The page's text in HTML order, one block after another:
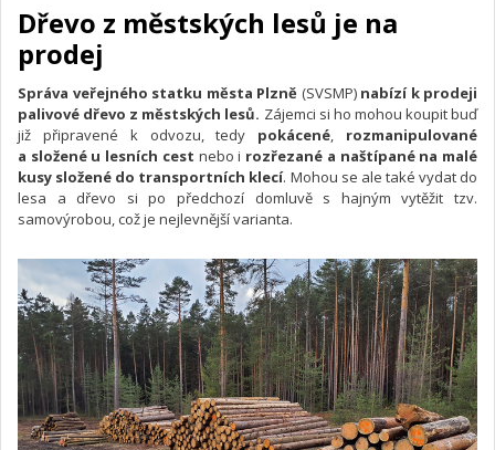
Dřevo z městských lesů je na
prodej
Správa veřejného statku města Plzně (SVSMP) nabízí k prodeji
palivové dřevo z městských lesů. Zájemci si ho mohou koupit buď
již připravené k odvozu, tedy pokácené, rozmanipulované
a složené u lesních cest nebo i rozřezané a naštípané na malé
kusy složené do transportních klecí. Mohou se ale také vydat do
lesa a dřevo si po předchozí domluvě s hajným vytěžit tzv.
samovýrobou, což je nejlevnější varianta.